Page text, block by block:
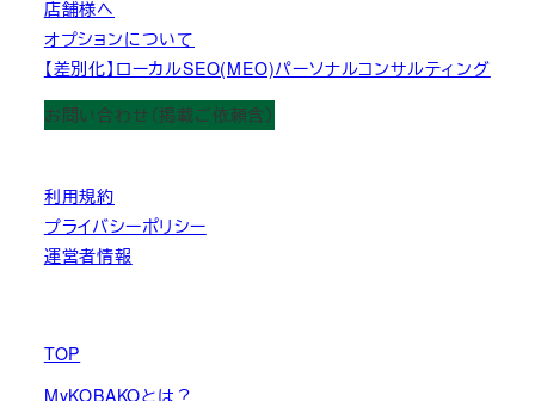
店舗様へ
オプションについて
【差別化】ローカルSEO(MEO)パーソナルコンサルティング
お問い合わせ（掲載ご依頼含）
利用規約
プライバシーポリシー
運営者情報
TOP
MyKOBAKOとは？